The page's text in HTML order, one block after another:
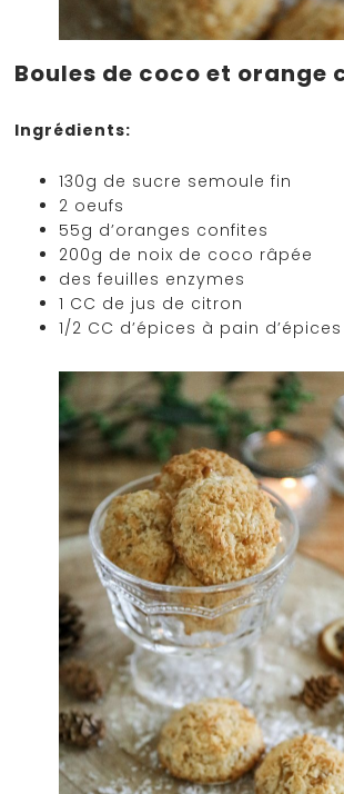
Boules de coco et orange
Ingrédients:
130g de sucre semoule fin
2 oeufs
55g d’oranges confites
200g de noix de coco râpée
des feuilles enzymes
1 CC de jus de citron
1/2 CC d’épices à pain d’épices